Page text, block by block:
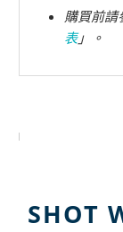
購買前請
表」。
SHOT